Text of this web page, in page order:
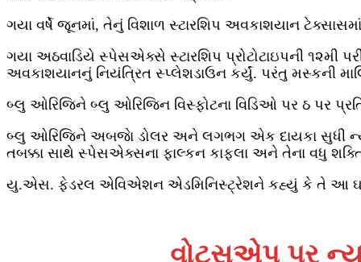
ગયા વર્ષે જૂનમાં, તેનું વિશાળ સ્ટારશિપ અવકાશયાન
ગયા અઠવાડિયે સ્પેસએક્સે સ્ટારશિપ પ્રોટોટાઇપની ૧૨મી
અવકાશયાનનું નિયંત્રિત સ્પ્લેશડાઉન કર્યું. પરંતુ મસ્કની
બ્લુ ઓરિજિને બ્લુ ઓરિજિન વિસ્ફોટના વિડિઓ પર ઠ પર
બ્લુ ઓરિજિને અબજાે ડોલર અને લગભગ એક દાયકા સુધી ન્યૂ
તબક્કા સાથે સ્પેસએક્સના ફાલ્કન કાફલા અને તેના વધુ
યુ.એસ. ફેડરલ એવિએશન એડમિનિસ્ટ્રેશને કહ્યું કે તે આ
વોટ્સએપ પર